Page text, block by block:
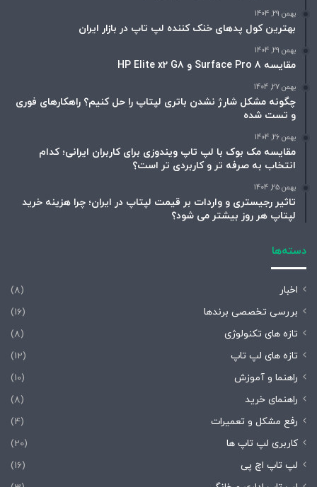
بهمن 29, 1404
بهترین کول پدهای خنک کننده لپ تاپ در بازار ایران
بهمن 29, 1404
مقایسه Surface Pro 8 و HP Elite x2 G8
بهمن 27, 1404
چگونه مشکل شارژ نشدن باتری لپتاپ را حل کنیم؟ راهکارهای فوری
و تست شده
بهمن 26, 1404
مقایسه مک بوک با لپ تاپ ویندوزی برای کاربران ایرانی؛ کدام
انتخاب به صرفه تر و کاربردی تر است؟
بهمن 25, 1404
تاثیر رجیستری و واردات بر قیمت لپتاپ در ایران؛ چرا هزینه خرید
لپتاپ هر روز بیشتر می شود؟
دسته‌ها
اخبار
(8)
بررسی تخصصی برندها
(16)
تازه های تکنولوژی
(8)
تازه های لپ تاپ
(12)
راهنما و آموزش
(10)
راهنمای خرید
(8)
رفع مشکل و تعمیرات
(4)
کاربری لپ تاپ ها
(20)
لپ تاپ اچ پی
(16)